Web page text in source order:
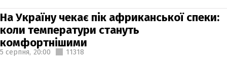
На Україну чекає пік африканської спеки:
коли температури стануть
комфортнішими
5 серпня, 20:00 11318